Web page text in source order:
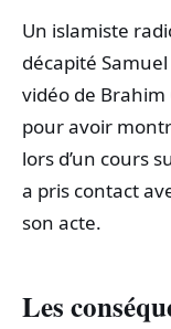
Un islamiste
décapité
vidéo de Brahim
pour avoir
lors d’un cours
a pris contact
son acte.
Les